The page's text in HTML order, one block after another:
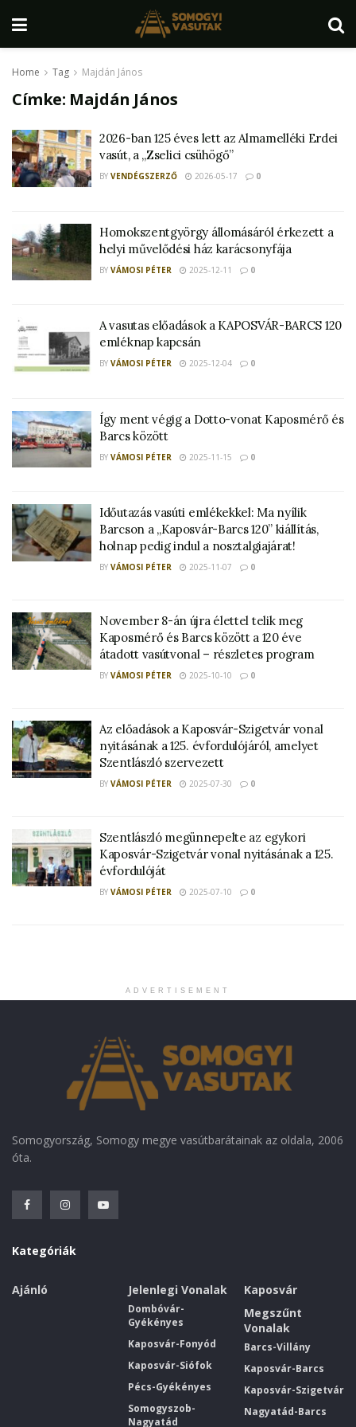
Home Tag Majdán János
Címke: Majdán János
2026-ban 125 éves lett az Almamelléki Erdei
vasút, a „Zselici csühögő”
BY VENDÉGSZERZŐ 2026-05-17 0
Homokszentgyörgy állomásáról érkezett a
helyi művelődési ház karácsonyfája
BY VÁMOSI PÉTER 2025-12-11 0
A vasutas előadások a KAPOSVÁR-BARCS 120
emléknap kapcsán
BY VÁMOSI PÉTER 2025-12-04 0
Így ment végig a Dotto-vonat Kaposmérő és
Barcs között
BY VÁMOSI PÉTER 2025-11-15 0
Időutazás vasúti emlékekkel: Ma nyílik
Barcson a „Kaposvár-Barcs 120” kiállítás,
holnap pedig indul a nosztalgiajárat!
BY VÁMOSI PÉTER 2025-11-07 0
November 8-án újra élettel telik meg
Kaposmérő és Barcs között a 120 éve
átadott vasútvonal – részletes program
BY VÁMOSI PÉTER 2025-10-10 0
Az előadások a Kaposvár-Szigetvár vonal
nyitásának a 125. évfordulójáról, amelyet
Szentlászló szervezett
BY VÁMOSI PÉTER 2025-07-30 0
Szentlászló megünnepelte az egykori
Kaposvár-Szigetvár vonal nyitásának a 125.
évfordulóját
BY VÁMOSI PÉTER 2025-07-10 0
ADVERTISEMENT
Somogyország, Somogy megye vasútbarátainak az oldala, 2006
óta.
Kategóriák
Ajánló Jelenlegi Vonalak
Dombóvár-
Gyékényes
Kaposvár-Fonyód
Kaposvár-Siófok
Pécs-Gyékényes
Somogyszob-
Nagyatád
Kaposvár
Megszűnt
Vonalak
Barcs-Villány
Kaposvár-Barcs
Kaposvár-Szigetvár
Nagyatád-Barcs